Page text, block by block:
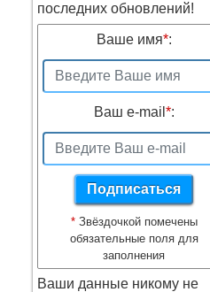
последних обновлений!
Ваше имя*:
Ваш e-mail *:
*Звёздочкой помечены
обязательные поля для
заполнения
Ваши данные никому не